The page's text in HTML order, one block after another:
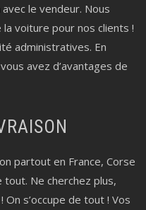
le vendeur. Nous
voiture pour nos clients !
administratives. En
avez d’avantages de
partout en France, Corse
tout. Ne cherchez plus,
s’occupe de tout ! Vos